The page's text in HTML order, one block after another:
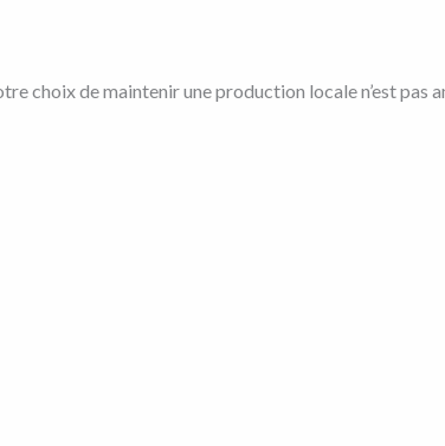
choix de maintenir une production locale n’est pas